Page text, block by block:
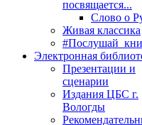
посвящается...
Слово о
Живая классика
Электронная
Презентации и
сценарии
Издания ЦБС г.
Вологды